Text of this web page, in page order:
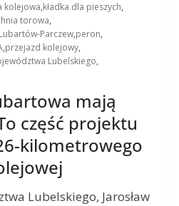
kolejowa,kładka dla pieszych,
torowa,
Parczew,peron,
,przejazd kolejowy,
Lubelskiego,
mają
część projektu
kilometrowego
Lubelskiego, Jarosław